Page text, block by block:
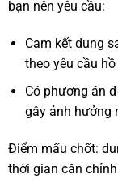
bạn nên yêu cầu:
Cam kết dung
theo yêu cầu
Có phương án
gây ảnh hưởng
Điểm mấu chốt:
thời gian căn